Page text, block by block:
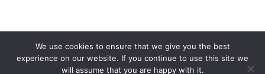
Politica de confidențialitate Politică privind fișierele cookies
We use cookies to ensure that we give you the best
experience on our website. If you continue to use this site we
will assume that you are happy with it.